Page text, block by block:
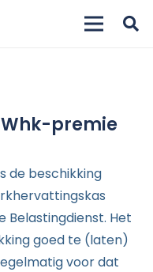
premie
de beschikking
Belastingdienst. Het
goed te (laten)
voor dat